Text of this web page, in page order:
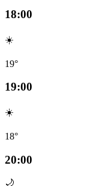
18:00
☀️
19°
19:00
☀️
18°
20:00
🌙